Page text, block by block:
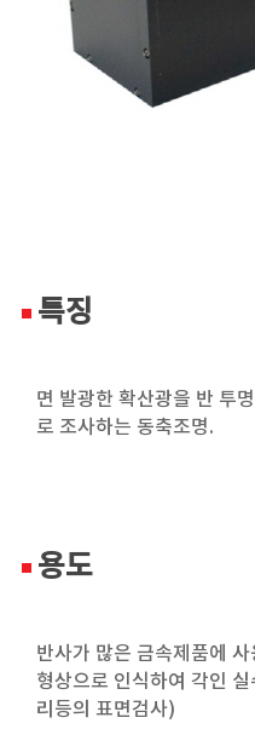
특징
면 발광한 확산광을 반 투
로 조사하는 동축조명.
용도
반사가 많은 금속제품에
형상으로 인식하여 각인
리등의 표면검사)